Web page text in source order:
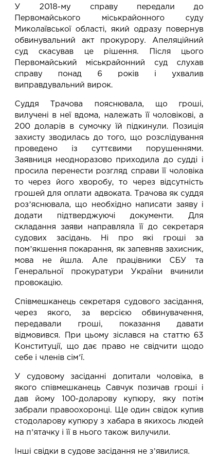
У 2018-му справу передали до
Первомайського міськрайонного суду
Миколаївської області, який одразу повернув
обвинувальний акт прокурору. Апеляційний
суд скасував це рішення. Після цього
Первомайський міськрайонний суд слухав
справу понад 6 років і ухвалив
виправдувальний вирок.
Суддя Трачова пояснювала, що гроші,
вилучені в неї вдома, належать її чоловікові, а
200 доларів в сумочку їй підкинули. Позиція
захисту зводилась до того, що розслідування
проведено із суттєвими порушеннями.
Заявниця неодноразово приходила до судді і
просила перенести розгляд справи її чоловіка
то через його хворобу, то через відсутність
грошей для оплати адвоката. Трачова як суддя
розʼяснювала, що необхідно написати заяву і
додати підтверджуючі документи. Для
складання заяви направляла її до секретаря
судових засідань. Ні про які гроші за
помʼякшення покарання, як запевняв захисник,
мова не йшла. Але працівники СБУ та
Генеральної прокуратури України вчинили
провокацію.
Співмешканець секретаря судового засідання,
через якого, за версією обвинувачення,
передавали гроші, показання давати
відмовився. При цьому зіслався на статтю 63
Конституції, що дає право не свідчити щодо
себе і членів сімʼї.
У судовому засіданні допитали чоловіка, в
якого співмешканець Савчук позичав гроші і
дав йому 100-доларову купюру, яку потім
забрали правоохоронці. Ще один свідок купив
стодоларову купюру з хабара в якихось людей
на пʼятачку і її в нього також вилучили.
Інші свідки в судове засідання не зʼявилися.